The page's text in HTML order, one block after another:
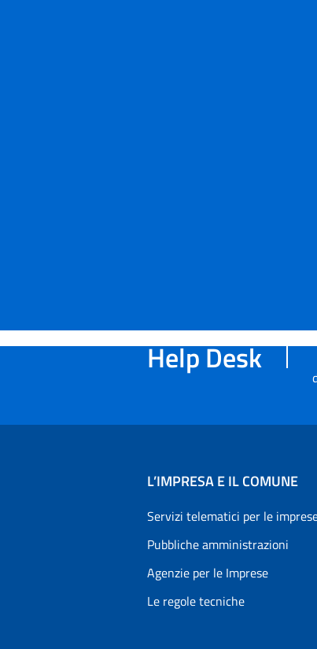
Help Desk
L’IMPRESA E IL COMUNE
Servizi telematici per le
Pubbliche amministrazioni
Agenzie per le Imprese
Le regole tecniche